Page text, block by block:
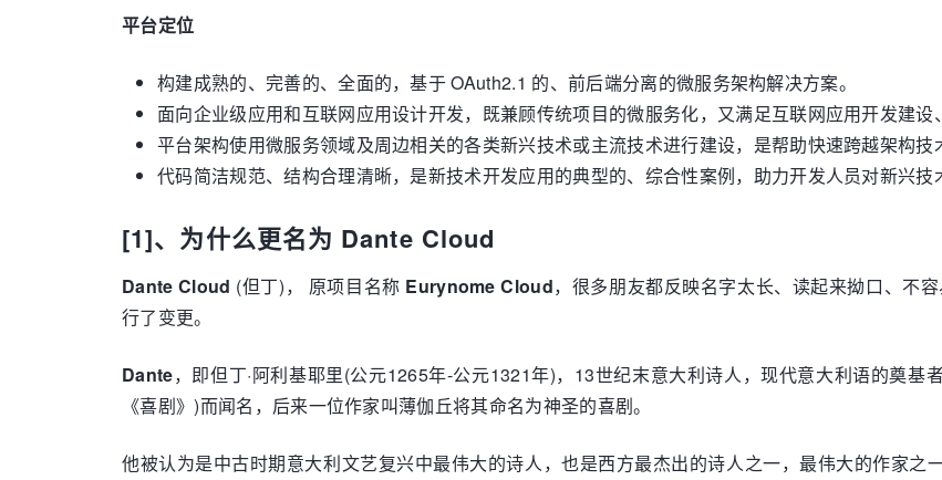
平台定位
构建成熟的、完善的、全面的，基于 OAuth2.1 的、前后端分离的微服务架构解决方案。
面向企业级应用和互联网应用设计开发，既兼顾传统项目的微服务化，又满足互联网应用开发建设
平台架构使用微服务领域及周边相关的各类新兴技术或主流技术进行建设，是帮助快速跨越架构技
代码简洁规范、结构合理清晰，是新技术开发应用的典型的、综合性案例，助力开发人员对新兴技
[1]、为什么更名为 Dante Cloud
Dante Cloud (但丁)， 原项目名称 Eurynome Cloud，很多朋友都反映名字太长、读起来拗口、不
行了变更。
Dante，即但丁·阿利基耶里(公元1265年-公元1321年)，13世纪末意大利诗人，现代意大利语的奠
《喜剧》)而闻名，后来一位作家叫薄伽丘将其命名为神圣的喜剧。
他被认为是中古时期意大利文艺复兴中最伟大的诗人，也是西方最杰出的诗人之一，最伟大的作家之